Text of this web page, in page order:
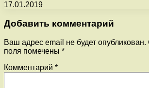
17.01.2019
Добавить комментарий
Ваш адрес email не будет опубликован.
поля помечены *
Комментарий *